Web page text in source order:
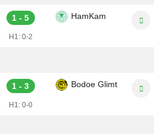
1 - 5 HamKam
H1: 0-2
1 - 3 Bodoe Glimt
H1: 0-0